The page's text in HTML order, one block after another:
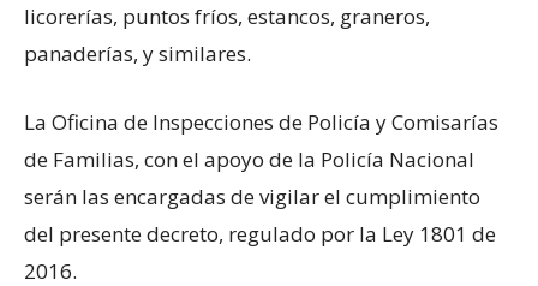
licorerías, puntos fríos, estancos, graneros,
panaderías, y similares.
La Oficina de Inspecciones de Policía y Comisarías
de Familias, con el apoyo de la Policía Nacional
serán las encargadas de vigilar el cumplimiento
del presente decreto, regulado por la Ley 1801 de
2016.